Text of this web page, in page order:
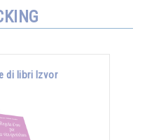
di libri Izvor